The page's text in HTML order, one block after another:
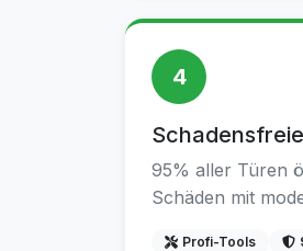
4
95% aller Türen
Schäden mit
Profi-Tools